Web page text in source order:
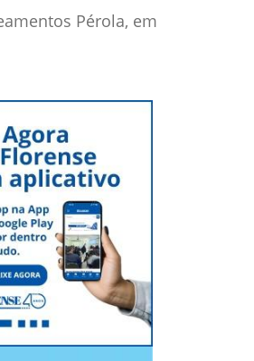
Pérola, em